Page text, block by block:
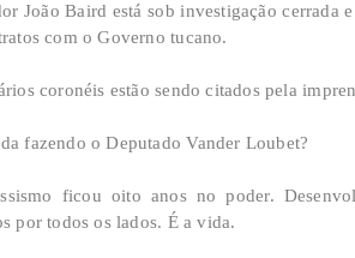
João Baird está sob investigação cerrada
com o Governo tucano.
coronéis estão sendo citados pela
fazendo o Deputado Vander Loubet?
ficou oito anos no poder.
por todos os lados. É a vida.